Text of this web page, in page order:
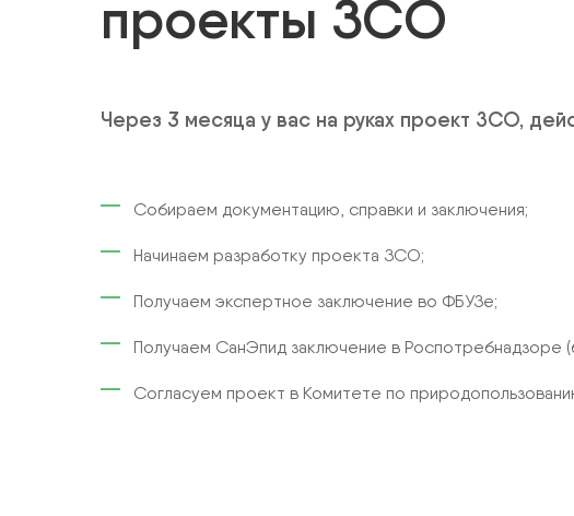
проекты ЗСО
Через 3 месяца у вас на руках проект ЗСО,
Собираем документацию, справки и заключения;
Начинаем разработку проекта ЗСО;
Получаем экспертное заключение во ФБУЗе;
Получаем СанЭпид заключение в Роспотребнадзоре
Согласуем проект в Комитете по